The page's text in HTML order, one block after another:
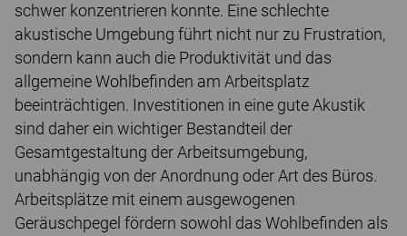
schwer konzentrieren konnte. Eine schlechte
akustische Umgebung führt nicht nur zu Frustration,
sondern kann auch die Produktivität und das
allgemeine Wohlbefinden am Arbeitsplatz
beeinträchtigen. Investitionen in eine gute Akustik
sind daher ein wichtiger Bestandteil der
Gesamtgestaltung der Arbeitsumgebung,
unabhängig von der Anordnung oder Art des Büros.
Arbeitsplätze mit einem ausgewogenen
Geräuschpegel fördern sowohl das Wohlbefinden als